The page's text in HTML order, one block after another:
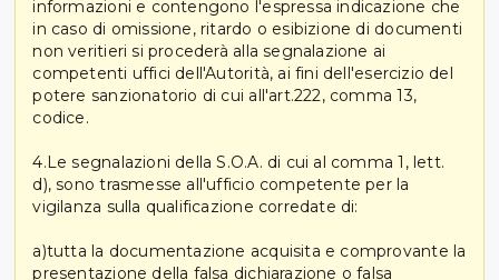
informazioni e contengono l'espressa indicazione che
in caso di omissione, ritardo o esibizione di documenti
non veritieri si procederà alla segnalazione ai
competenti uffici dell'Autorità, ai fini dell'esercizio del
potere sanzionatorio di cui all'art.222, comma 13,
codice.
4.Le segnalazioni della S.O.A. di cui al comma 1, lett.
d), sono trasmesse all'ufficio competente per la
vigilanza sulla qualificazione corredate di:
a)tutta la documentazione acquisita e comprovante la
presentazione della falsa dichiarazione o falsa